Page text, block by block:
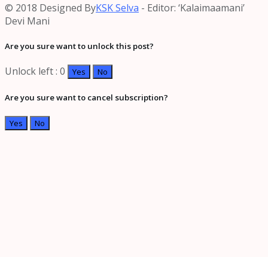
© 2018 Designed ByKSK Selva - Editor: ‘Kalaimaamani’
Devi Mani
Are you sure want to unlock this post?
Unlock left : 0 Yes No
Are you sure want to cancel subscription?
Yes No